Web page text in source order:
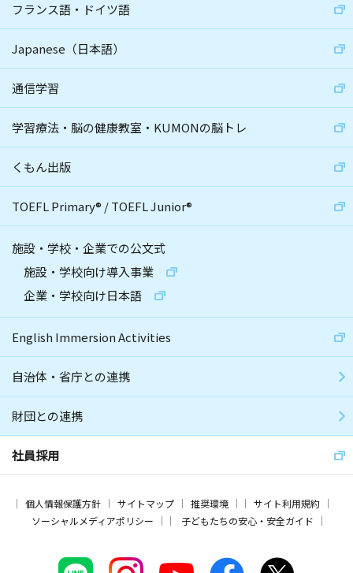
フランス語・ドイツ語
Japanese（日本語）
通信学習
学習療法・脳の健康教室・KUMONの脳トレ
くもん出版
TOEFL Primary® /TOEFL Junior®
施設・学校・企業での公文式
施設・学校向け導入事業
企業・学校向け日本語
English Immersion Activities
自治体・省庁との連携
財団との連携
社員採用
個人情報保護方針 サイトマップ 推奨環境
サイト利用規約
ソーシャルメディアポリシー
子どもたちの安心・安全ガイド